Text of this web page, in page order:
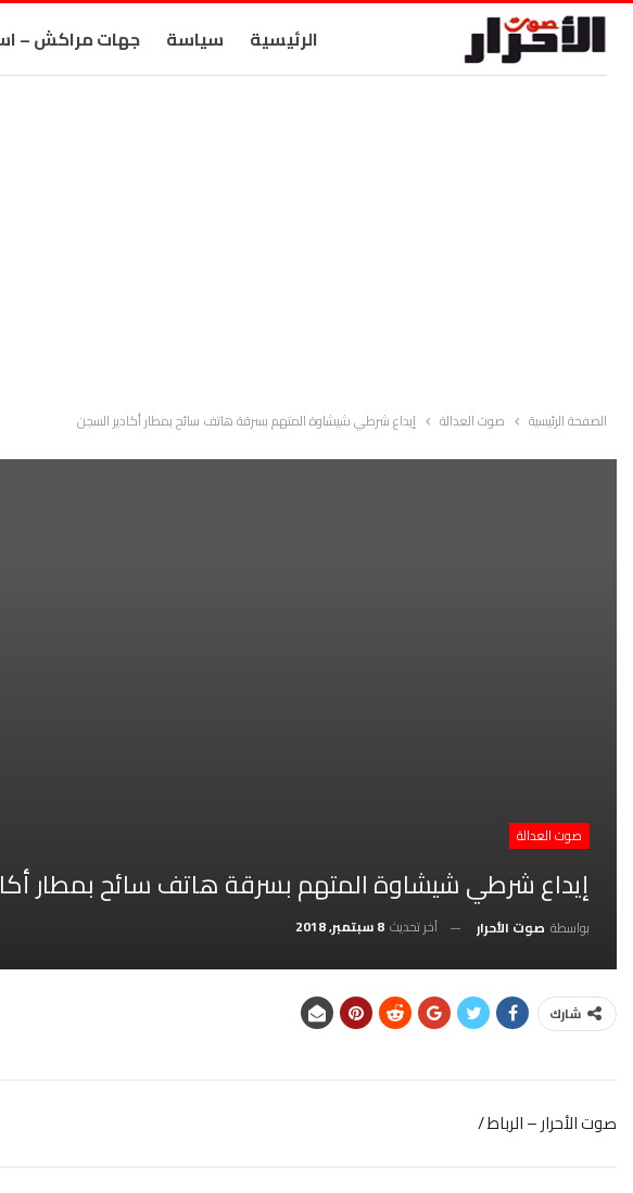
الرئيسية سياسة جهات مراكش –
الصفحة الرئيسية صوت العدالة إيداع شرطي شيشاوة المتهم بسرقة هاتف سائح بمطار أكادير السجن
صوت العدالة
إيداع شرطي شيشاوة المتهم بسرقة هاتف سائح بمطار
بواسطة صوت الأحرار آخر تحديث 8 سبتمبر, 2018
شارك
صوت الأحرار – الرباط /